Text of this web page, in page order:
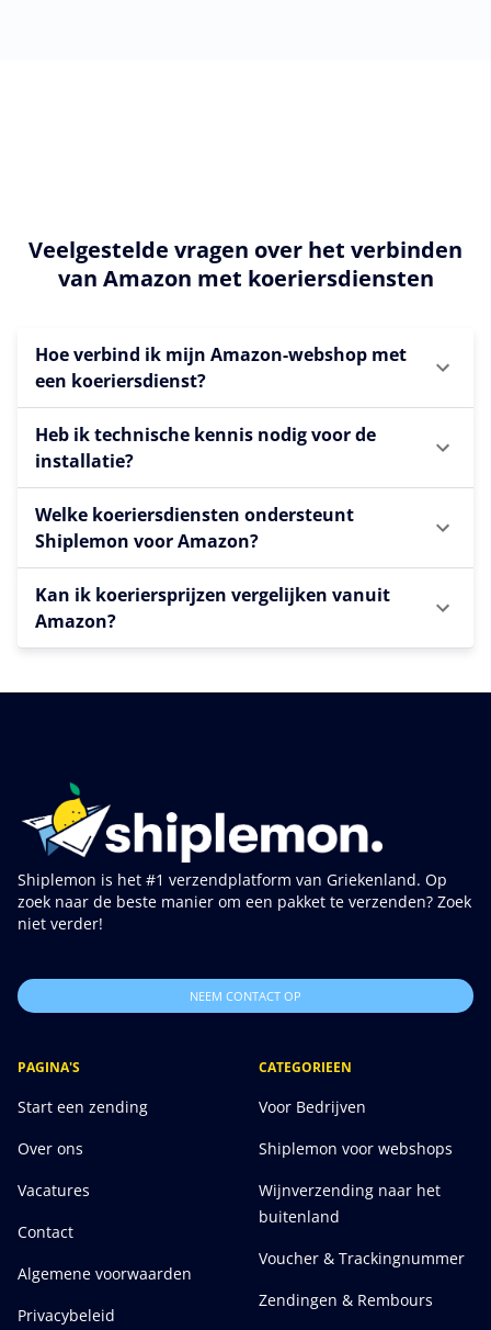
Veelgestelde vragen over het verbinden
van Amazon met koeriersdiensten
Hoe verbind ik mijn Amazon-webshop met
een koeriersdienst?
Heb ik technische kennis nodig voor de
installatie?
Welke koeriersdiensten ondersteunt
Shiplemon voor Amazon?
Kan ik koeriersprijzen vergelijken vanuit
Amazon?
Shiplemon is het #1 verzendplatform van Griekenland. Op
zoek naar de beste manier om een pakket te verzenden? Zoek
niet verder!
NEEM CONTACT OP
PAGINA'S
Start een zending
Over ons
Vacatures
Contact
Algemene voorwaarden
Privacybeleid
CATEGORIEEN
Voor Bedrijven
Shiplemon voor webshops
Wijnverzending naar het
buitenland
Voucher & Trackingnummer
Zendingen & Rembours